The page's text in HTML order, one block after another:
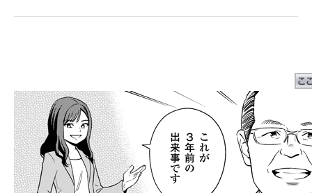
note (2315)
meo (1277)
llmo (1166)